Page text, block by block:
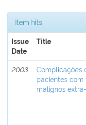
Item hits:
Issue
Date
Title
2003
Complicações
pacientes com
malignos